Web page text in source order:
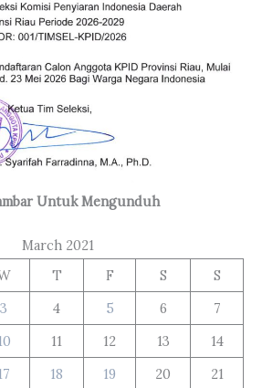
Untuk Mengunduh
March 2021
T F S
S
3 4 5 6
7
11 12 13
14
18 19 20 21